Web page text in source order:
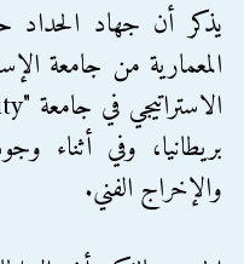
يذكر أن جهاد الحداد
المعمارية من جامعة
بريطانيا، وفي أثناء
والإخراج الفني.